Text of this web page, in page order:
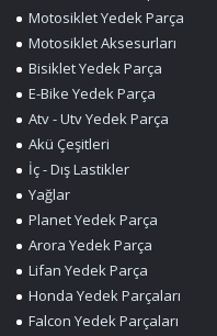
Motosiklet Yedek Parça
Motosiklet Aksesurları
Bisiklet Yedek Parça
E-Bike Yedek Parça
Atv - Utv Yedek Parça
Akü Çeşitleri
İç - Dış Lastikler
Yağlar
Planet Yedek Parça
Arora Yedek Parça
Lifan Yedek Parça
Honda Yedek Parçaları
Falcon Yedek Parçaları